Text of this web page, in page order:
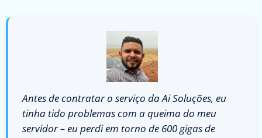
Antes de contratar o serviço da Ai Soluções, eu
tinha tido problemas com a queima do meu
servidor – eu perdi em torno de 600 gigas de